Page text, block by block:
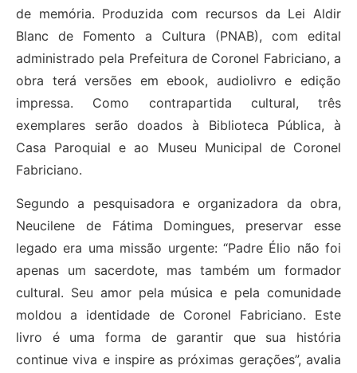
de memória. Produzida com recursos da Lei Aldir
Blanc de Fomento a Cultura (PNAB), com edital
administrado pela Prefeitura de Coronel Fabriciano, a
obra terá versões em ebook, audiolivro e edição
impressa. Como contrapartida cultural, três
exemplares serão doados à Biblioteca Pública, à
Casa Paroquial e ao Museu Municipal de Coronel
Fabriciano.
Segundo a pesquisadora e organizadora da obra,
Neucilene de Fátima Domingues, preservar esse
legado era uma missão urgente: “Padre Élio não foi
apenas um sacerdote, mas também um formador
cultural. Seu amor pela música e pela comunidade
moldou a identidade de Coronel Fabriciano. Este
livro é uma forma de garantir que sua história
continue viva e inspire as próximas gerações”, avalia